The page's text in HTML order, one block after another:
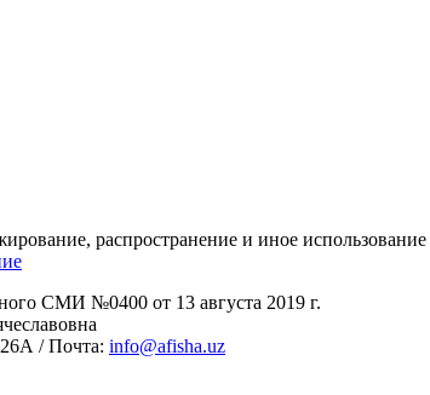
распространение и иное
СМИ №0400 от 13 августа 2019 г.
/ Почта: info@afisha.uz